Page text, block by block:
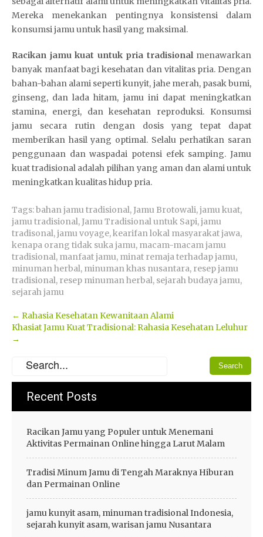
Mereka menekankan pentingnya konsistensi dalam
konsumsi jamu untuk hasil yang maksimal.
Racikan jamu kuat untuk pria tradisionalmenawarkan
banyak manfaat bagi kesehatan dan vitalitas pria. Dengan
bahan-bahan alami seperti kunyit, jahe merah, pasak bumi,
ginseng, dan lada hitam, jamu ini dapat meningkatkan
stamina, energi, dan kesehatan reproduksi. Konsumsi
jamu secara rutin dengan dosis yang tepat dapat
memberikan hasil yang optimal. Selalu perhatikan saran
penggunaan dan waspadai potensi efek samping. Jamu
kuat tradisional adalah pilihan yang aman dan alami untuk
meningkatkan kualitas hidup pria.
Tags:bahan jamu tradisional,Jamu Brotowali,jamu kuat,
jamu tradisional,Jamu Tradisional untuk Sapi,jamu
tradisonal,jamu voyage,kearifan lokal masyarakat jawa,
kenapa orang tidak suka jamu, macam-macam jamu
tradisional, manfaat jamu, minat remaja terhadap jamu,
minuman herbal, minuman khas nusantara, resep jamu
tradisional, resep minuman herbal, sejarah budaya jamu,
sejarah jamu
Post
navigation
← Rahasia Kesehatan Kewanitaan Alami
Khasiat Jamu Kuat Tradisional: Rahasia Kesehatan Leluhur
→
Recent Posts
Racikan Jamu yang Populer untuk Menemani
Aktivitas Permainan Online hingga Larut Malam
Tradisi Minum Jamu di Tengah Maraknya Hiburan
dan Permainan Online
jamu kunyit asam, minuman tradisional Indonesia,
sejarah kunyit asam, warisan jamu Nusantara